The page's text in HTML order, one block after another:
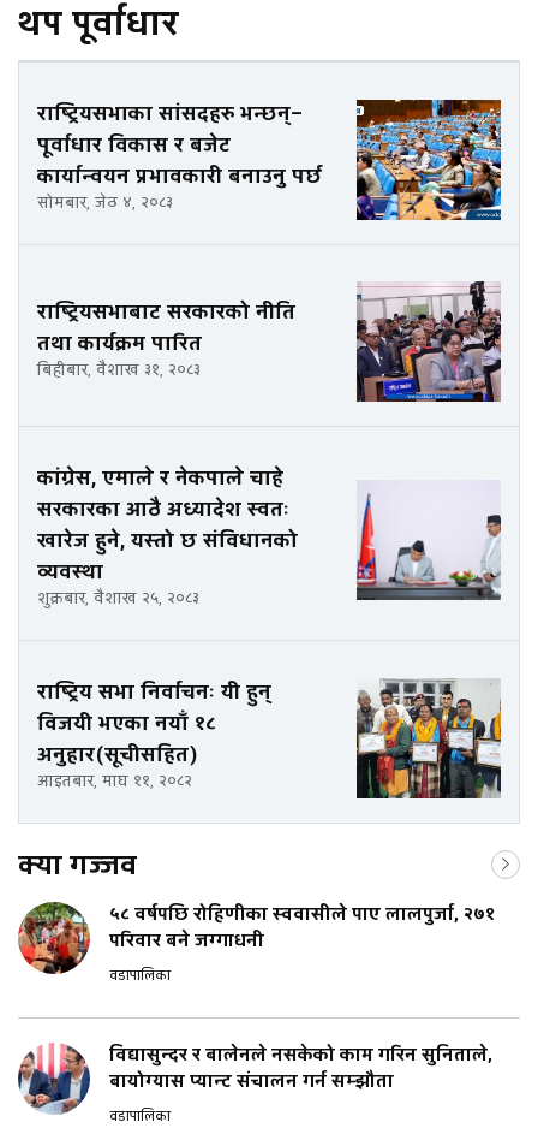
थप पूर्वाधार
राष्ट्रियसभाका सांसदहरु भन्छन्–
पूर्वाधार विकास र बजेट
कार्यान्वयन प्रभावकारी बनाउनु पर्छ
सोमबार, जेठ ४, २०८३
राष्ट्रियसभाबाट सरकारको नीति
तथा कार्यक्रम पारित
बिहीबार, वैशाख ३१, २०८३
कांग्रेस, एमाले र नेकपाले चाहे
सरकारका आठै अध्यादेश स्वतः
खारेज हुने, यस्तो छ संविधानको
व्यवस्था
शुक्रबार, वैशाख २५, २०८३
राष्ट्रिय सभा निर्वाचनः यी हुन्
विजयी भएका नयाँ १८
अनुहार(सूचीसहित)
आइतबार, माघ ११, २०८२
क्या गज्जव
५८ वर्षपछि रोहिणीका स्ववासीले पाए लालपुर्जा, २७१
परिवार बने जग्गाधनी
वडापालिका
विद्यासुन्दर र बालेनले नसकेको काम गरिन सुनिताले,
बायोग्यास प्यान्ट संचालन गर्न सम्झौता
वडापालिका